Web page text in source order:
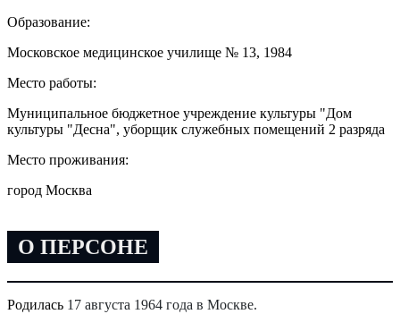
Образование:
Московское медицинское училище № 13, 1984
Место работы:
Муниципальное бюджетное учреждение культуры "Дом
культуры "Десна", уборщик служебных помещений 2 разряда
Место проживания:
город Москва
О ПЕРСОНЕ
Родилась 17 августа 1964 года в Москве.